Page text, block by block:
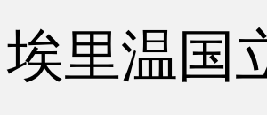
埃里温国